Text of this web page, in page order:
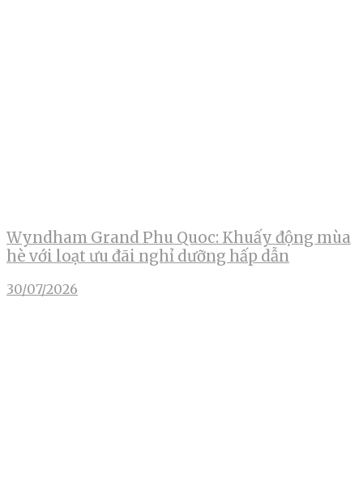
Wyndham Grand Phu Quoc: Khuấy động mùa
hè với loạt ưu đãi nghỉ dưỡng hấp dẫn
30/07/2026